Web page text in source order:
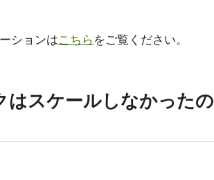
ションはこちら をご覧ください。
はスケールしなかったの